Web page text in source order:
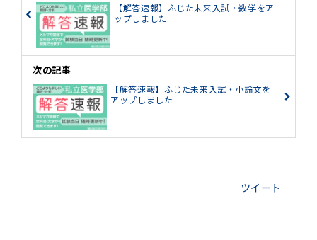
【解答速報】ふじた未来入試・数学をア
ップしました
次の記事
【解答速報】ふじた未来入試・小論文を
アップしました
ツイート